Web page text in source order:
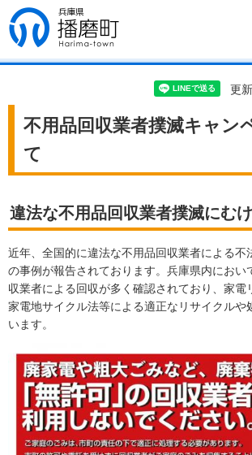
兵庫県 播磨
町
更
不用品回収業者撲滅キャン
て
違法な不用品回収業者撲滅にむ
近年、全国的に違法な不用品回収業者による不
の事例が報告されております。兵庫県内におい
収業者による回収が多く確認されており、家電
家電地サイクル法等による適正なリサイクルや
います。